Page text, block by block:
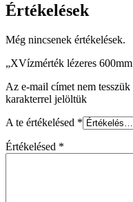
Értékelések
Még nincsenek értékelések.
„XVízmérték lézeres
Az e-mail címet nem tesszük
karakterrel jelöltük
A te értékelésed *
Értékelésed *